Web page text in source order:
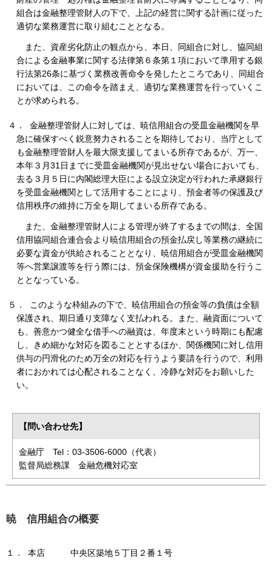
組合は金融整理管財人の下で、上記の経営に関する計画に従った
適切な業務運営に取り組むこととなる。
また、資産劣化防止の観点から、本日、同組合に対し、協同組
合による金融事業に関する法律第６条第１項において準用する銀
行法第26条に基づく業務改善命令を発したところであり、同組合
においては、この命令を踏まえ、適切な業務運営を行っていくこ
とが求められる。
４． 金融整理管財人に対しては、暁信用組合の受皿金融機関を早
急に確保すべく鋭意努力されることを期待しており、当庁として
も金融整理管財人を最大限支援してまいる所存であるが、万一、
本年３月31日までに受皿金融機関が見出せない場合においても、
去る３月５日に内閣総理大臣による設立決定が行われた承継銀行
を受皿金融機関として活用することにより、預金者等の保護及び
信用秩序の維持に万全を期してまいる所存である。
また、金融整理管財人による管理が終了するまでの間は、全国
信用協同組合連合会より暁信用組合の預金払戻し等業務の継続に
必要な資金が供給されることとなり、暁信用組合が受皿金融機関
等へ営業譲渡等を行う際には、預金保険機構が資金援助を行うこ
ととなっている。
５． このような枠組みの下で、暁信用組合の預金等の負債は全額
保護され、期日通り支障なく支払われる。また、融資面について
も、善意かつ健全な借手への融資は、年度末という時期にも配慮
し、きめ細かな対応を図ることとするほか、関係機関に対し信用
供与の円滑化のため万全の対応を行うよう要請を行うので、利用
者におかれては心配されることなく、冷静な対応をお願いした
い。
【問い合わせ先】
金融庁 Tel：03-3506-6000（代表）
監督局総務課 金融危機対応室
暁 信用組合の概要
１． 本店 中央区築地５丁目２番１号